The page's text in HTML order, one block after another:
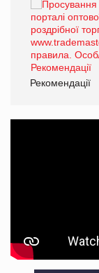
Рекомендації